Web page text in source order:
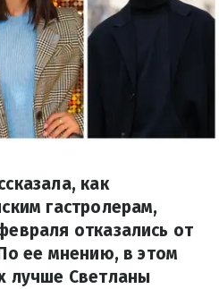
как
гастролерам,
отказались от
ее мнению, в этом
лучше Светланы